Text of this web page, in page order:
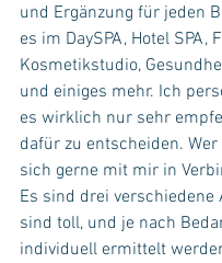
und Ergänzung für jeden
es im DaySPA, Hotel SPA,
Kosmetikstudio,
und einiges mehr. Ich
es wirklich nur sehr
dafür zu entscheiden.
sich gerne mit mir in
Es sind drei verschiedene
sind toll, und je nach
individuell ermittelt